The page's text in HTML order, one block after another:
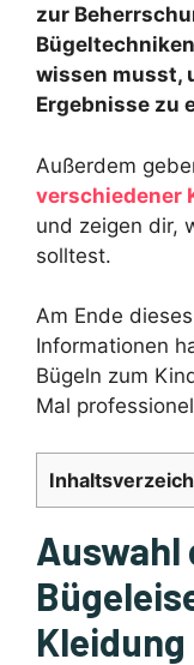
zur
wissen musst,
Ergebnisse zu
Außerdem
verschiedener
und zeigen dir,
solltest.
Am Ende
Informationen
Bügeln zum
Mal
Auswahl
Kleidung